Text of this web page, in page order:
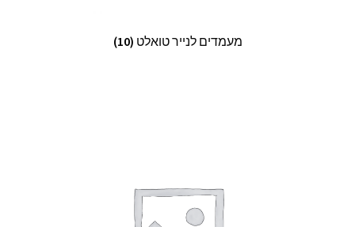
מעמדים לנייר טואלט (10)